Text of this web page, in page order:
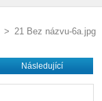
> 21 Bez názvu-6a.jpg
Následující